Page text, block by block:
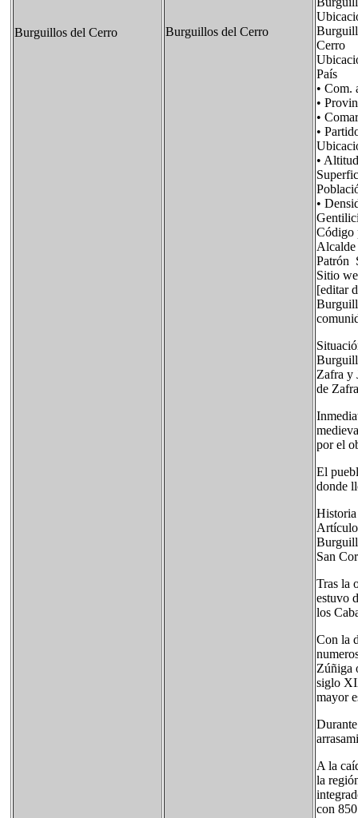
Burguillos del Cerro Burguillos del Cerro
Cerro
País
•
•
•
•
•
•
Patrón
Sitio
[editar
Zafra y
de
por el
El
donde
Historia
San
Tras la
estuvo
los
Con la
Zúñiga
siglo
mayor
A la
la
con